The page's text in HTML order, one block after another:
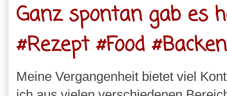
Ganz spontan gab es
#Rezept #Food #Backen
Meine Vergangenheit bietet viel